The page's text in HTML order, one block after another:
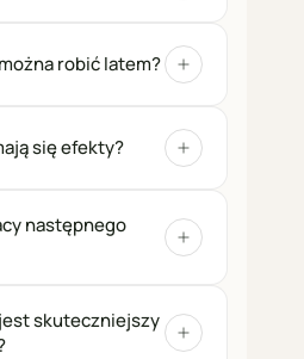
robić latem?
się efekty?
następnego
skuteczniejszy